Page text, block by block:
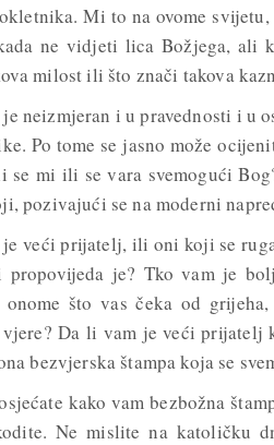
Mi to na ovome
ne vidjeti lica Božjega, ali
milost ili što znači takova
neizmjeran i u pravednosti i u
Po tome se jasno može
se mi ili se vara svemogući
pozivajući se na moderni
je veći prijatelj, ili oni koji se
propovijeda je? Tko vam je
onome što vas čeka od
Da li vam je veći prijatelj
bezvjerska štampa koja se
kako vam bezbožna
Ne mislite na katoličku